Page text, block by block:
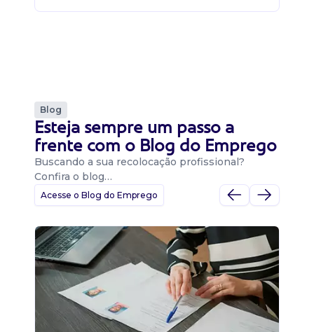
Blog
Esteja sempre um passo a
frente com o Blog do Emprego
Buscando a sua recolocação profissional?
Confira o blog…
Acesse o Blog do Emprego